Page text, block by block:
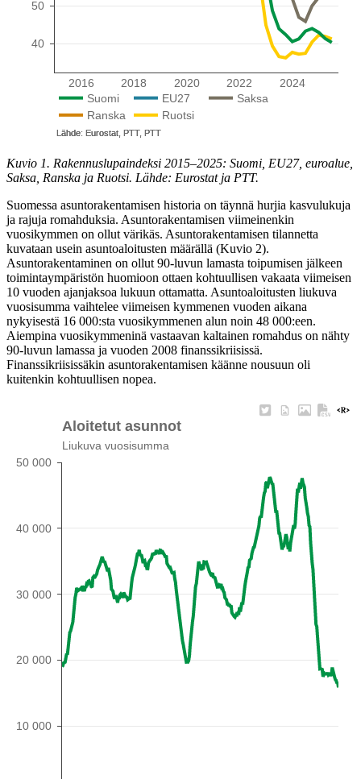
Kuvio 1. Rakennuslupaindeksi 2015–2025: Suomi, EU27, euroalue,
Saksa, Ranska ja Ruotsi. Lähde: Eurostat ja PTT.
Suomessa asuntorakentamisen historia on täynnä hurjia kasvulukuja
ja rajuja romahduksia. Asuntorakentamisen viimeinenkin
vuosikymmen on ollut värikäs. Asuntorakentamisen tilannetta
kuvataan usein asuntoaloitusten määrällä (Kuvio 2).
Asuntorakentaminen on ollut 90-luvun lamasta toipumisen jälkeen
toimintaympäristön huomioon ottaen kohtuullisen vakaata viimeisen
10 vuoden ajanjaksoa lukuun ottamatta. Asuntoaloitusten liukuva
vuosisumma vaihtelee viimeisen kymmenen vuoden aikana
nykyisestä 16 000:sta vuosikymmenen alun noin 48 000:een.
Aiempina vuosikymmeninä vastaavan kaltainen romahdus on nähty
90-luvun lamassa ja vuoden 2008 finanssikriisissä.
Finanssikriisissäkin asuntorakentamisen käänne nousuun oli
kuitenkin kohtuullisen nopea.